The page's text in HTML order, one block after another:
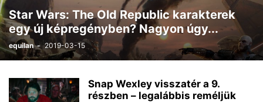
Star Wars: The Old Republic karakterek
egy új képregényben? Nagyon úgy...
equilan - 2019-03-15
Snap Wexley visszatér a 9.
részben – legalábbis reméljük